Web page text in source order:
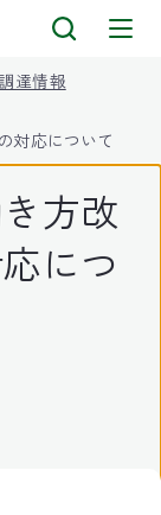
調達情報
対応について
方改
につ